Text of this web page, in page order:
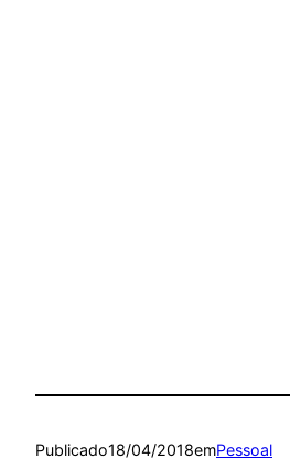
Publicado18/04/2018emPessoal